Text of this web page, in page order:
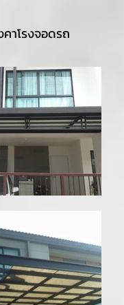
าโรงจอดรถ